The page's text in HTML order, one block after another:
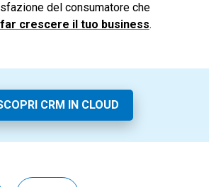
del consumatore che
crescere il tuo business.
CRM IN CLOUD